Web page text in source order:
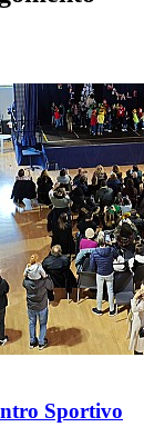
Sportivo